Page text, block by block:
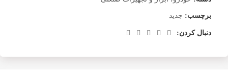
برچسب: جدید
دنبال کردن: